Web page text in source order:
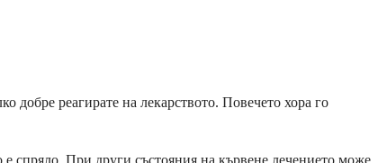
добре реагирате на лекарството. Повечето хора го